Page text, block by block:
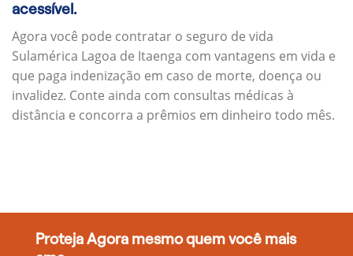
acessível.
Agora você pode contratar o seguro de vida
Sulamérica Lagoa de Itaenga com vantagens em vida e
que paga indenização em caso de morte, doença ou
invalidez. Conte ainda com consultas médicas à
distância e concorra a prêmios em dinheiro todo mês.
Proteja Agora mesmo quem você mais